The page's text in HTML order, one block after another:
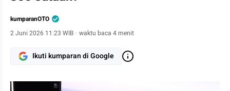
kumparanOTO
2 Juni 2026 11:23 WIB · waktu baca 4 menit
Ikuti kumparan di Google